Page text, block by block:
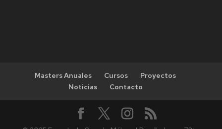
Masters Anuales Cursos
Proyectos
Noticias
Contacto